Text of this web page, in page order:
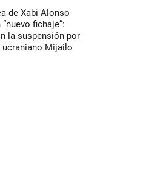
de Xabi Alonso
fichaje”:
la suspensión por
ucraniano Mijailo